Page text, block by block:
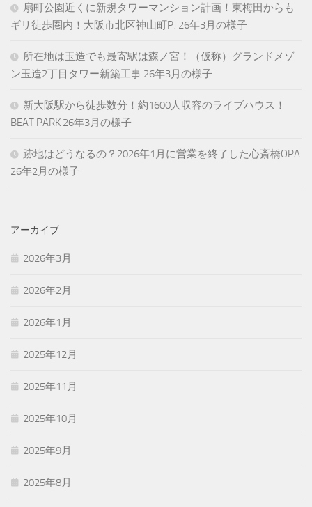
扇町公園近くに新規タワーマンション計画！東梅田からも
ギリ徒歩圏内！大阪市北区神山町PJ 26年3月の様子
所在地は玉造でも最寄駅は森ノ宮！（仮称）グランドメゾ
ン玉造2丁目タワー新築工事 26年3月の様子
新大阪駅から徒歩数分！約1600人収容のライブハウス！
BEAT PARK 26年3月の様子
跡地はどうなるの？2026年1月に営業を終了した心斎橋OPA
26年2月の様子
アーカイブ
2026年3月
2026年2月
2026年1月
2025年12月
2025年11月
2025年10月
2025年9月
2025年8月